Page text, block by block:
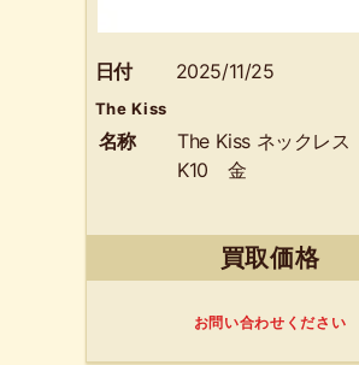
日付 2025/11/25
The Kiss
名称
The Kiss ネックレス
K10 金
買取価格
お問い合わせください